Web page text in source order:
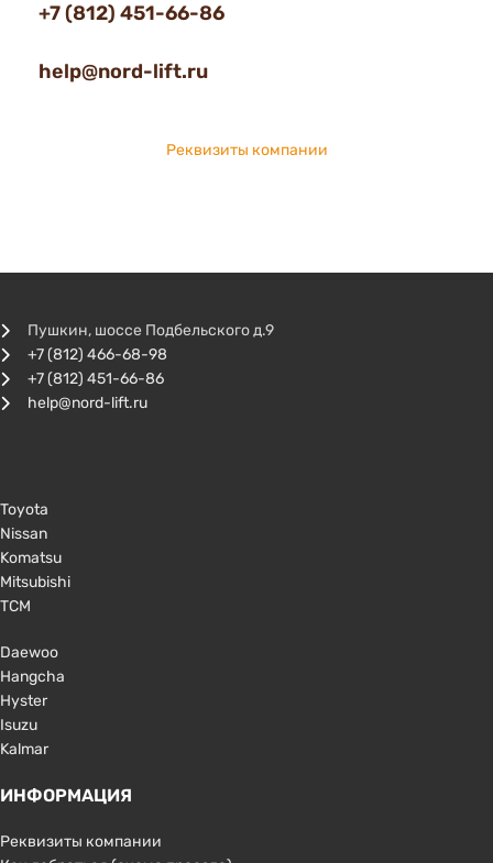
+7 (812) 451-66-86
help@nord-lift.ru
Реквизиты компании
Пушкин, шоссе Подбельского д.9
+7 (812) 466-68-98
+7 (812) 451-66-86
help@nord-lift.ru
Toyota
Nissan
Komatsu
Mitsubishi
TCM
Daewoo
Hangcha
Hyster
Isuzu
Kalmar
ИНФОРМАЦИЯ
Реквизиты компании